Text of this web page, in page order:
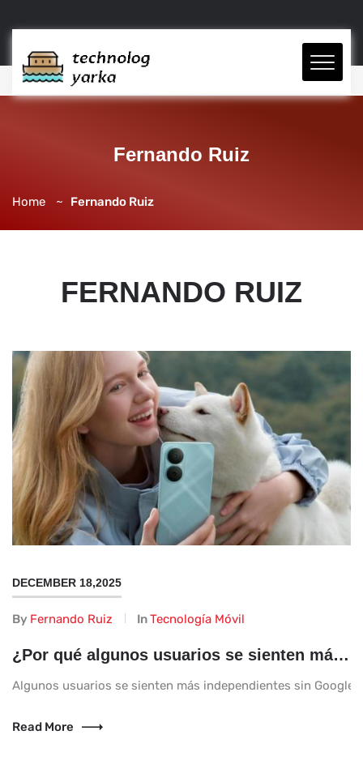
Fernando Ruiz
Home Fernando Ruiz
FERNANDO RUIZ
DECEMBER 18,2025
By Fernando Ruiz InTecnología Móvil
¿Por qué algunos usuarios se sienten más independientes sin Google?
Algunos usuarios se sienten más independientes sin
Read More